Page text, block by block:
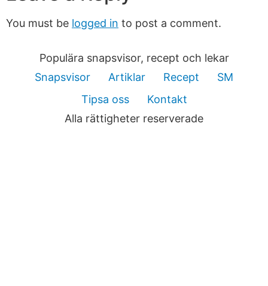
You must be logged in to post a comment.
Populära snapsvisor, recept och lekar
Snapsvisor
Artiklar Recept
SM
Tipsa oss
Kontakt
Alla rättigheter reserverade